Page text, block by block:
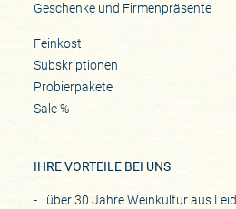
Geschenke und Firmenpräsente
Feinkost
Subskriptionen
Probierpakete
Sale %
IHRE VORTEILE BEI UNS
über 30 Jahre Weinkultur aus